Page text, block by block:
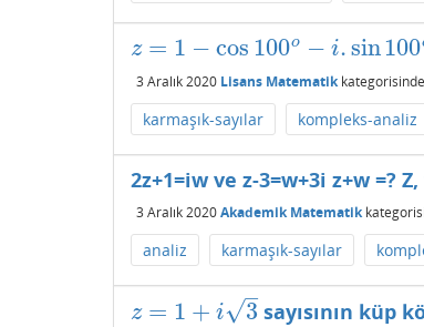
z = 1 − cos 100o − i.sin100
z=1− cos100o −i.sin 100o
3 Aralık 2020 Lisans Matematikkategorisinde
karmaşık-sayılar kompleks-analiz
2z+1=iw ve z-3=w+3i z+w =?
3 Aralık 2020Akademik Matematik
analiz karmaşık-sayılar
z = 1 + i 3
–
√
z=1+ i3 sayısının küp